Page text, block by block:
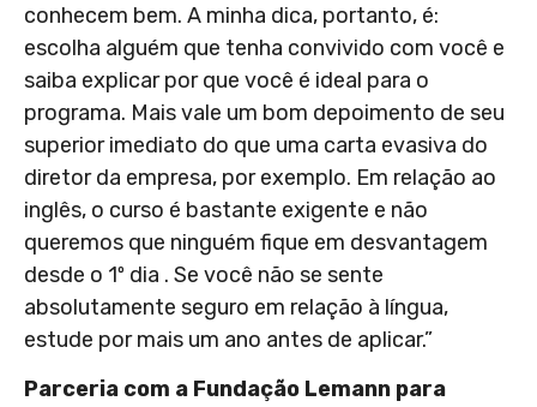
conhecem bem. A minha dica, portanto, é:
escolha alguém que tenha convivido com você e
saiba explicar por que você é ideal para o
programa. Mais vale um bom depoimento de seu
superior imediato do que uma carta evasiva do
diretor da empresa, por exemplo. Em relação ao
inglês, o curso é bastante exigente e não
queremos que ninguém fique em desvantagem
desde o 1º dia . Se você não se sente
absolutamente seguro em relação à língua,
estude por mais um ano antes de aplicar.”
Parceria com a Fundação Lemann para